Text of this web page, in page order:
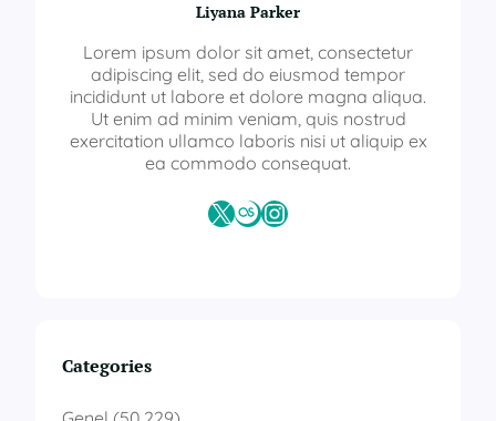
Liyana Parker
Lorem ipsum dolor sit amet, consectetur
adipiscing elit, sed do eiusmod tempor
incididunt ut labore et dolore magna aliqua.
Ut enim ad minim veniam, quis nostrud
exercitation ullamco laboris nisi ut aliquip ex
ea commodo consequat.
X Last.fmInstagram
Categories